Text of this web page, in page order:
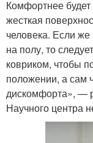
Комфортнее
жесткая
человека. Если же
на полу, то
ковриком, чтобы
положении, а сам
дискомфорта», —
Научного центра